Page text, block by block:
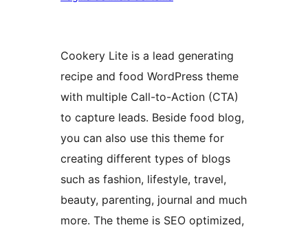
Cookery Lite is a lead generating
recipe and food WordPress theme
with multiple Call-to-Action (CTA)
to capture leads. Beside food blog,
you can also use this theme for
creating different types of blogs
such as fashion, lifestyle, travel,
beauty, parenting, journal and much
more. The theme is SEO optimized,